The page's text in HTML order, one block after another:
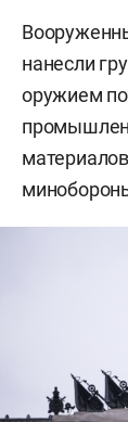
нанесли
оружием